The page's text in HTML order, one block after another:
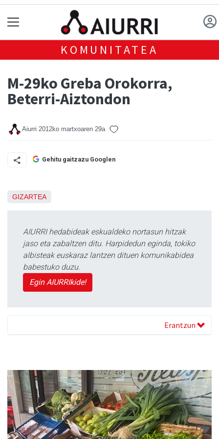
KOMUNITATEA
M-29ko Greba Orokorra,
Beterri-Aiztondon
Aiurri 2012ko martxoaren 29a
Gehitu gaitzazu Googlen
GIZARTEA
AIURRI hedabideak eskualdeko nortasun hitzak
jaso eta zabaltzen ditu. Harpidedun eginda, tokiko
albisteak euskaraz lantzen dituen komunikabidea
babestuko duzu.
Egin AIURRIkide!
Erantzun